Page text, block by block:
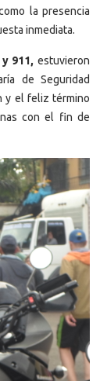
la presencia
inmediata.
911, estuvieron
de Seguridad
y el feliz término
con el fin de